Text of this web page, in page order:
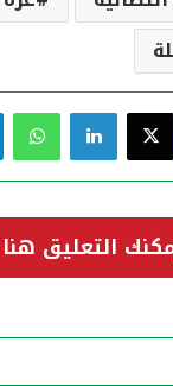
فيسبوك لينكدإن واتساب
التعليق هنا